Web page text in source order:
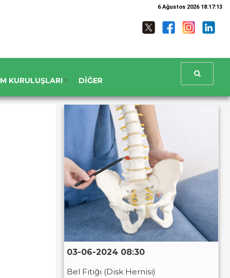
6 Ağustos 2026 18:17:14
KURULUŞLARI DIĞER
03-06-2024 08:30
Bel Fıtığı (Disk Hernisi)